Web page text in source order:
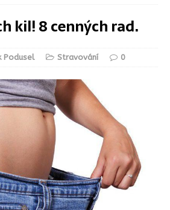
kil! 8 cenných rad.
Podusel Stravování 0